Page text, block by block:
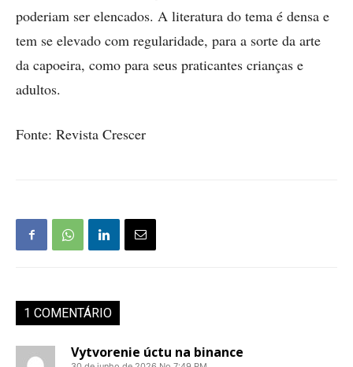
poderiam ser elencados. A literatura do tema é densa e
tem se elevado com regularidade, para a sorte da arte
da capoeira, como para seus praticantes crianças e
adultos.
Fonte: Revista Crescer
1 COMENTÁRIO
Vytvorenie úctu na binance